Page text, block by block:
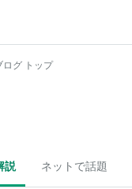
ログ トップ
説 ネットで話題